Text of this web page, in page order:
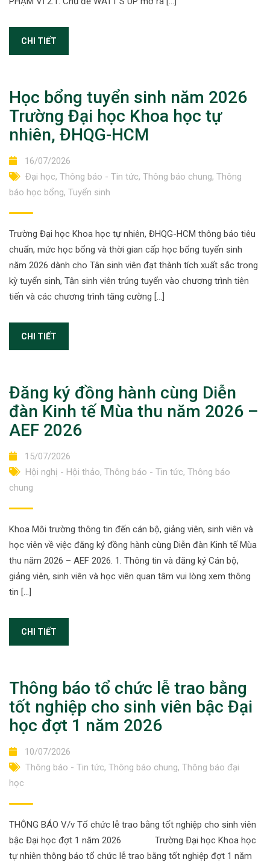
CHI TIẾT
Học bổng tuyển sinh năm 2026
Trường Đại học Khoa học tự
nhiên, ĐHQG-HCM
16/07/2026
Đại học, Thông báo - Tin tức, Thông báo chung, Thông
báo học bổng, Tuyển sinh
Trường Đại học Khoa học tự nhiên, ĐHQG-HCM thông báo tiêu
chuẩn, mức học bổng và thời gian cấp học bổng tuyển sinh
năm 2026 dành cho Tân sinh viên đạt thành tích xuất sắc trong
kỳ tuyển sinh, Tân sinh viên trúng tuyển vào chương trình tiên
tiến và các chương trình tăng cường […]
CHI TIẾT
Đăng ký đồng hành cùng Diễn
đàn Kinh tế Mùa thu năm 2026 –
AEF 2026
15/07/2026
Hội nghị - Hội thảo, Thông báo - Tin tức, Thông báo
chung
Khoa Môi trường thông tin đến cán bộ, giảng viên, sinh viên và
học viên về việc đăng ký đồng hành cùng Diễn đàn Kinh tế Mùa
thu năm 2026 – AEF 2026. 1. Thông tin và đăng ký Cán bộ,
giảng viên, sinh viên và học viên quan tâm vui lòng xem thông
tin […]
CHI TIẾT
Thông báo tổ chức lễ trao bằng
tốt nghiệp cho sinh viên bậc Đại
học đợt 1 năm 2026
10/07/2026
Thông báo - Tin tức, Thông báo chung, Thông báo đại
học
THÔNG BÁO V/v Tổ chức lễ trao bằng tốt nghiệp cho sinh viên
bậc Đại học đợt 1 năm 2026 Trường Đại học Khoa học
tự nhiên thông báo tổ chức lễ trao bằng tốt nghiệp đợt 1 năm